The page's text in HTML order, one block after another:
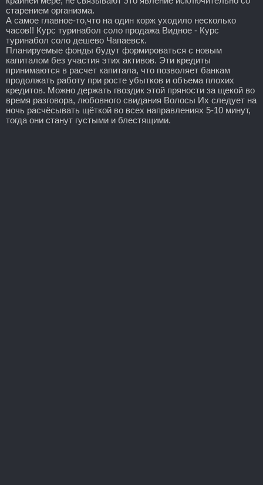
старением организма.
А самое главное-то,что на один корж уходило несколько
часов!! Курс туринабол соло продажа Видное - Курс
туринабол соло дешево Чапаевск.
Планируемые фонды будут формироваться с новым
капиталом без участия этих активов. Эти кредиты
принимаются в расчет капитала, что позволяет банкам
продолжать работу при росте убытков и объема плохих
кредитов. Можно держать гвоздик этой пряности за щекой во
время разговора, любовного свидания Волосы Их следует на
ночь расчёсывать щёткой во всех направлениях 5-10 минут,
тогда они станут густыми и блестящими.